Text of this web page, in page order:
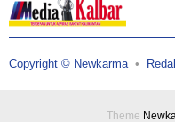
Copyright © Newkarma
Theme